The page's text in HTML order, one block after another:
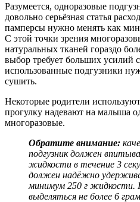
Разумеется, одноразовые
довольно серьёзная статья
памперсы нужно менять как
С этой точки зрения
натуральных тканей гораздо
выбор требует больших усилий
использованные подгузники
сушить.
Некоторые родители
прогулку надевают на малыша
многоразовые.
Обратите внимание:
подгузник должен
жидкости в течение 3
должен надёжно
минимум 250 г
выделяться не более 6